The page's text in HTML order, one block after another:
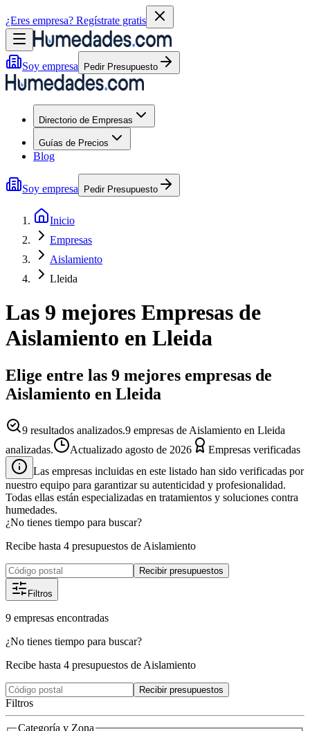
¿Eres empresa? Regístrate gratis
Soy empresa Pedir Presupuesto
Directorio de Empresas
Guías de Precios
Blog
Soy empresa Pedir Presupuesto
Inicio
Empresas
Aislamiento
Lleida
Las 9 mejores Empresas de
Aislamiento en Lleida
Elige entre las 9 mejores empresas de
Aislamiento en Lleida
9 resultados analizados.9 empresas de Aislamiento en Lleida
analizadas.
Actualizado agosto de 2026
Empresas verificadas
Las empresas incluidas en este listado han sido verificadas por
nuestro equipo para garantizar su autenticidad y profesionalidad.
Todas ellas están especializadas en tratamientos y soluciones contra
humedades.
¿No tienes tiempo para buscar?
Recibe hasta 4 presupuestos de Aislamiento
Recibir presupuestos
Filtros
9 empresas encontradas
¿No tienes tiempo para buscar?
Recibe hasta 4 presupuestos de Aislamiento
Recibir presupuestos
Filtros
Categoría y Zona